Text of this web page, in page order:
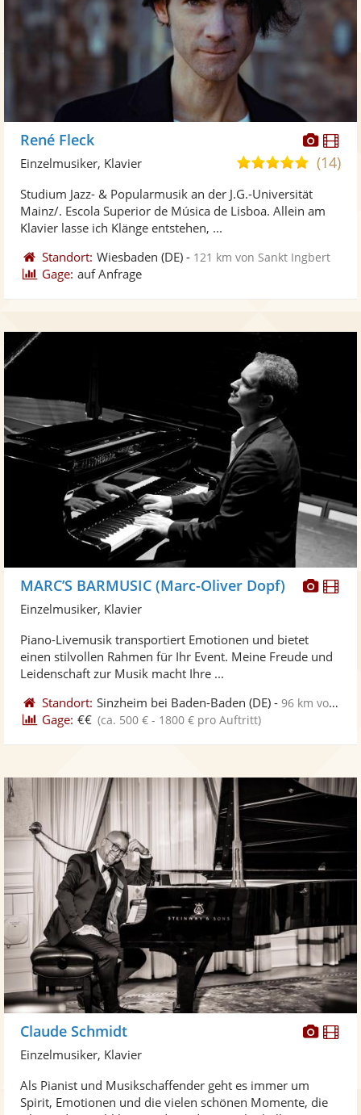
René Fleck
5,0
5
(14)
Einzelmusiker, Klavier
Studium Jazz- & Popularmusik an der J.G.-Universität
Mainz/. Escola Superior de Música de Lisboa. Allein am
Klavier lasse ich Klänge entstehen, ...
Standort: Wiesbaden (DE) - 121 km von Sankt Ingbert
Gage: auf Anfrage
MARC’S BARMUSIC (Marc-Oliver Dopf)
Einzelmusiker, Klavier
Piano-Livemusik transportiert Emotionen und bietet
einen stilvollen Rahmen für Ihr Event. Meine Freude und
Leidenschaft zur Musik macht Ihre ...
Standort: Sinzheim bei Baden-Baden (DE) -96 km von Sankt Ingbert
Gage: €€ (ca. 500 € - 1800 € pro Auftritt)
Claude Schmidt
Einzelmusiker, Klavier
Als Pianist und Musikschaffender geht es immer um
Spirit, Emotionen und die vielen schönen Momente, die